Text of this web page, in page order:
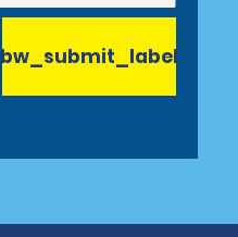
bw_submit_label